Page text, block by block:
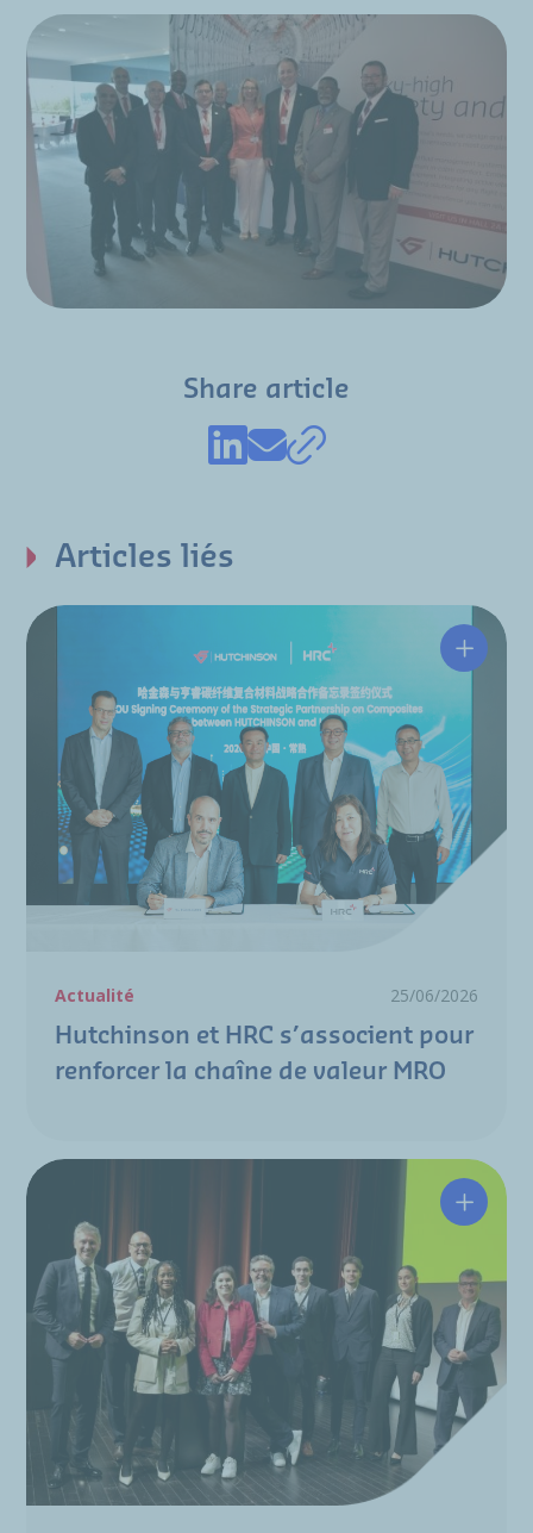
Share article
Articles liés
Actualité 25/06/2026
Hutchinson et HRC s’associent pour
renforcer la chaîne de valeur MRO
Une